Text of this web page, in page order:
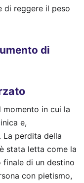
di reggere il peso
di
momento in cui la
e,
La perdita della
stata letta come la
di un destino
con pietismo,